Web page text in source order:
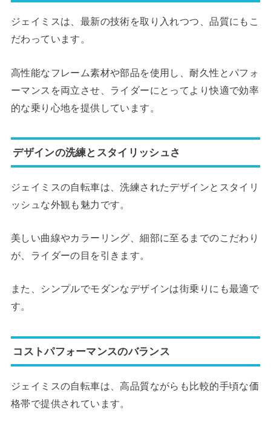
ジェイミスは、最新の技術を取り入れつつ、品質にもこ
だわっています。
高性能なフレーム素材や部品を使用し、耐久性とパフォ
ーマンスを両立させ、ライダーにとってより快適で効率
的な乗り心地を提供しています。
デザインの洗練とスタイリッシュさ
ジェイミスの自転車は、洗練されたデザインとスタイリ
ッシュな外観も魅力です。
美しい曲線やカラーリング、細部に至るまでのこだわり
が、ライダーの目を引きます。
また、シンプルでモダンなデザインは街乗りにも最適で
す。
コストパフォーマンスのバランス
ジェイミスの自転車は、高品質ながらも比較的手頃な価
格帯で提供されています。